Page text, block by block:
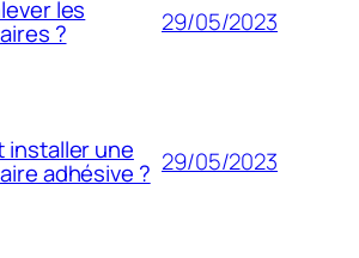
les
? 29/05/2023
installer une
adhésive ? 29/05/2023